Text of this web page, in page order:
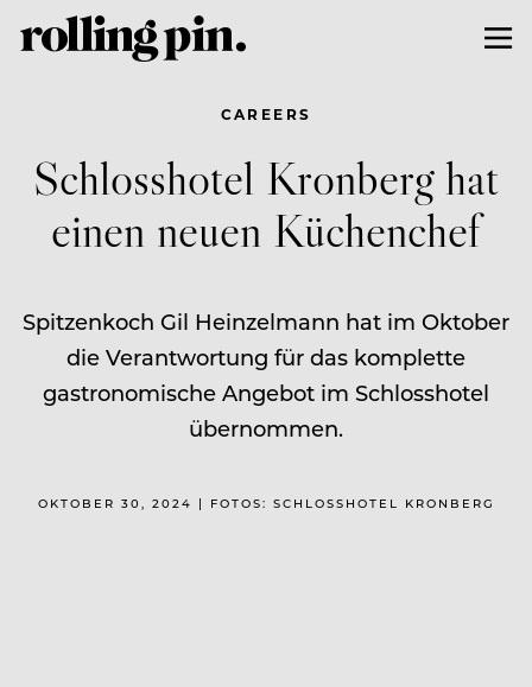
CAREERS
Schlosshotel Kronberg hat
einen neuen Küchenchef
Spitzenkoch Gil Heinzelmann hat im Oktober
die Verantwortung für das komplette
gastronomische Angebot im Schlosshotel
übernommen.
OKTOBER 30, 2024 | FOTOS: SCHLOSSHOTEL KRONBERG